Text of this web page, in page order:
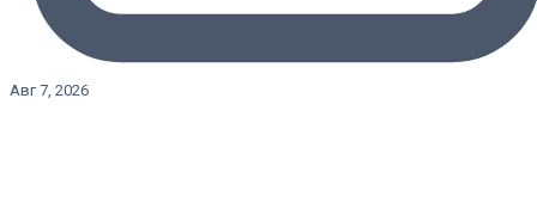
Авг 7, 2026